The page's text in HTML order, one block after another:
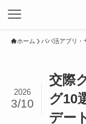
ホーム パパ活アプリ・
交際
グ10
デー
2026
3/10